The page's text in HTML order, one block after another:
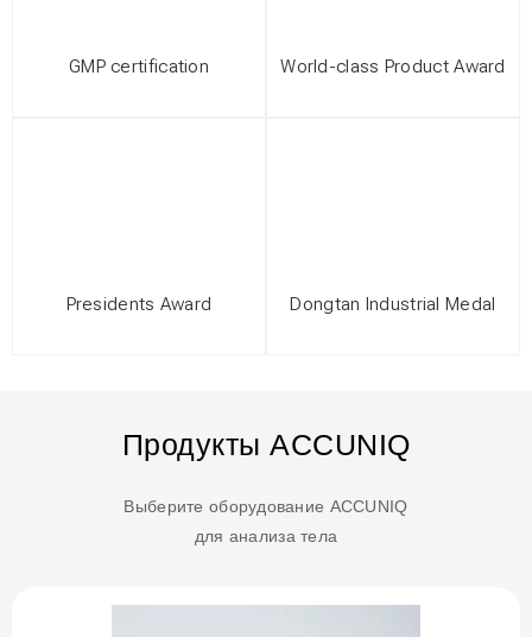
GMP certification World-class Product Award
Presidents Award Dongtan Industrial Medal
Продукты ACCUNIQ
Выберите оборудование ACCUNIQ
для анализа тела